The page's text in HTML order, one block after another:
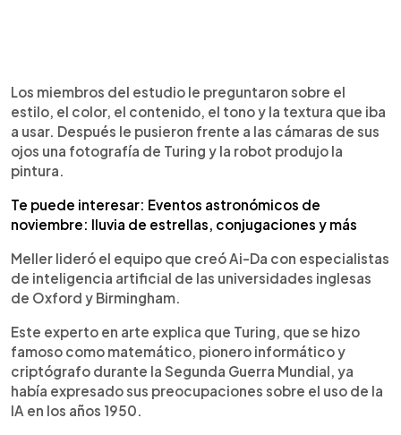
Los miembros del estudio le preguntaron sobre el
estilo, el color, el contenido, el tono y la textura que iba
a usar. Después le pusieron frente a las cámaras de sus
ojos una fotografía de Turing y la robot produjo la
pintura.
Te puede interesar: Eventos astronómicos de
noviembre: lluvia de estrellas, conjugaciones y más
Meller lideró el equipo que creó Ai-Da con especialistas
de inteligencia artificial de las universidades inglesas
de Oxford y Birmingham.
Este experto en arte explica que Turing, que se hizo
famoso como matemático, pionero informático y
criptógrafo durante la Segunda Guerra Mundial, ya
había expresado sus preocupaciones sobre el uso de la
IA en los años 1950.